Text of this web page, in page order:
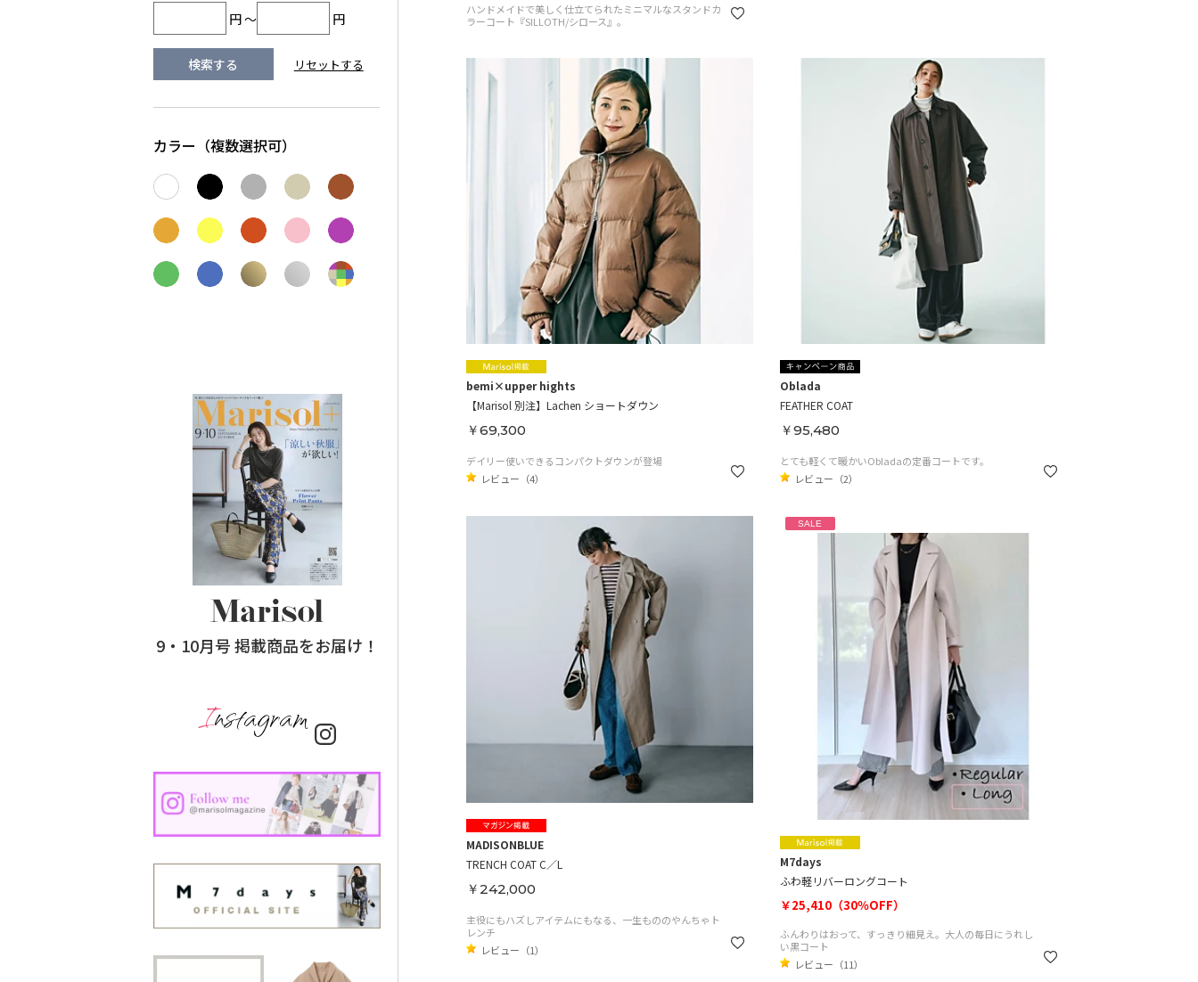
円 ～ 円
9・10月号 掲載商品をお届け！
Instagram
ハンドメイドで美しく仕立てられたミニマルなスタンドカ
ラーコート『SILLOTH/シロース』。
bemi×upper hights
【Marisol 別注】Lachen ショートダウン
￥69,300
デイリー使いできるコンパクトダウンが登場
レビュー（4）
Oblada
FEATHER COAT
￥95,480
とても軽くて暖かいObladaの定番コートです。
レビュー（2）
MADISONBLUE
TRENCH COAT C／L
￥242,000
主役にもハズしアイテムにもなる、一生もののやんちゃト
レンチ
レビュー（1）
SALE
M7days
ふわ軽リバーロングコート
￥25,410（30％OFF）
ふんわりはおって、すっきり細見え。大人の毎日にうれし
い黒コート
レビュー（11）